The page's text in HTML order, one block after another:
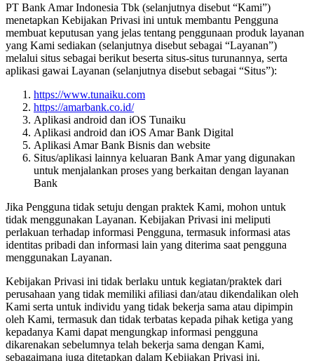
PT Bank Amar Indonesia Tbk (selanjutnya disebut “Kami”)
menetapkan Kebijakan Privasi ini untuk membantu Pengguna
membuat keputusan yang jelas tentang penggunaan produk layanan
yang Kami sediakan (selanjutnya disebut sebagai “Layanan”)
melalui situs sebagai berikut beserta situs-situs turunannya, serta
aplikasi gawai Layanan (selanjutnya disebut sebagai “Situs”):
https://www.tunaiku.com
https://amarbank.co.id/
Aplikasi android dan iOS Tunaiku
Aplikasi android dan iOS Amar Bank Digital
Aplikasi Amar Bank Bisnis dan website
Situs/aplikasi lainnya keluaran Bank Amar yang digunakan
untuk menjalankan proses yang berkaitan dengan layanan
Bank
Jika Pengguna tidak setuju dengan praktek Kami, mohon untuk
tidak menggunakan Layanan. Kebijakan Privasi ini meliputi
perlakuan terhadap informasi Pengguna, termasuk informasi atas
identitas pribadi dan informasi lain yang diterima saat pengguna
menggunakan Layanan.
Kebijakan Privasi ini tidak berlaku untuk kegiatan/praktek dari
perusahaan yang tidak memiliki afiliasi dan/atau dikendalikan oleh
Kami serta untuk individu yang tidak bekerja sama atau dipimpin
oleh Kami, termasuk dan tidak terbatas kepada pihak ketiga yang
kepadanya Kami dapat mengungkap informasi pengguna
dikarenakan sebelumnya telah bekerja sama dengan Kami,
sebagaimana juga ditetapkan dalam Kebijakan Privasi ini.